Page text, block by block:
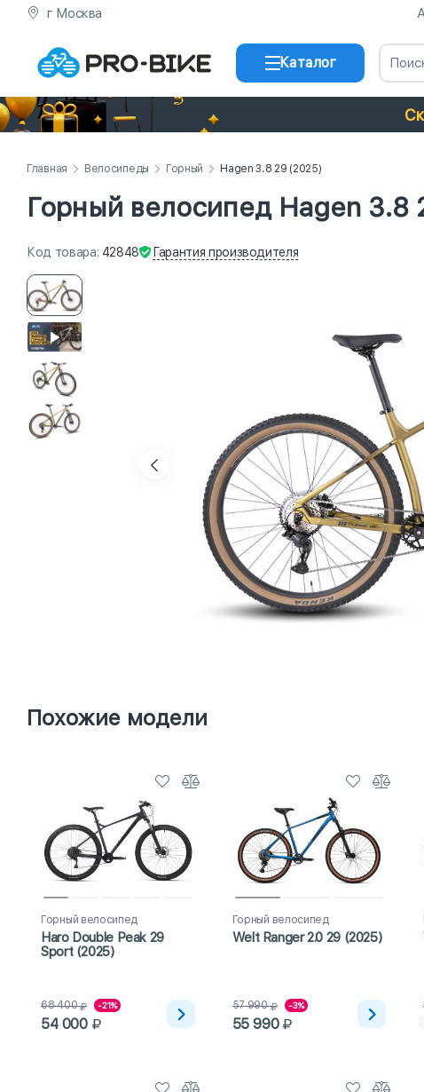
г Москва
Каталог
Главная Велосипеды Горный Hagen 3.8 29 (2025)
Горный велосипед Hagen 3.8
Код товара: 42848 Гарантия производителя
Похожие модели
Горный велосипед
Haro Double Peak 29
Sport (2025)
68 400 -21%
54 000
Горный велосипед
Welt Ranger 2.0 29 (2025)
57 990 -3%
55 990